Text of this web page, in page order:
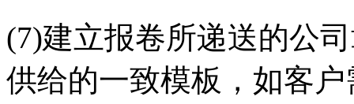
(7)建立报卷所递送的公
供给的一致模板，如客